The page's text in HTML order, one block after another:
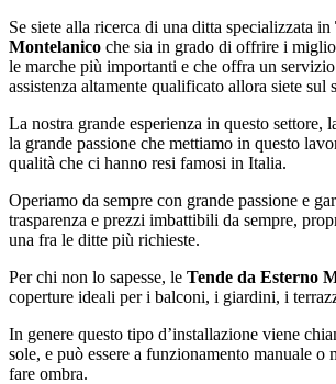
Se siete alla ricerca di una ditta specializzata in
Montelanico che sia in grado di offrire i
le marche più importanti e che offra un
assistenza altamente qualificato allora siete sul
La nostra grande esperienza in questo settore,
la grande passione che mettiamo in questo
qualità che ci hanno resi famosi in Italia.
Operiamo da sempre con grande passione e
trasparenza e prezzi imbattibili da sempre,
una fra le ditte più richieste.
Per chi non lo sapesse, le Tende da Esterno
coperture ideali per i balconi, i giardini, i
In genere questo tipo d’installazione viene
sole, e può essere a funzionamento manuale o
fare ombra.